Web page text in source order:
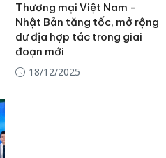
Thương mại Việt Nam -
Nhật Bản tăng tốc, mở rộng
dư địa hợp tác trong giai
đoạn mới
18/12/2025